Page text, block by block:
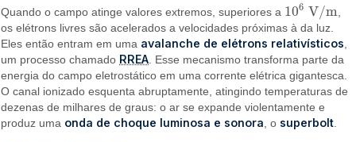
Quando o campo atinge valores extremos, superiores a 106 V/m
106 V/m
os elétrons livres são acelerados a velocidades próximas à da luz.
Eles então entram em uma avalanche de elétrons relativísticos,
um processo chamado RREA. Esse mecanismo transforma parte da
energia do campo eletrostático em uma corrente elétrica gigantesca.
O canal ionizado esquenta abruptamente, atingindo temperaturas de
dezenas de milhares de graus: o ar se expande violentamente e
produz uma onda de choque luminosa e sonora, o superbolt.